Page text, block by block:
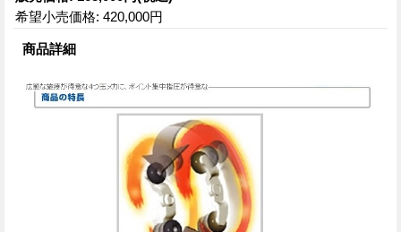
希望小売価格: 420,000円
商品詳細